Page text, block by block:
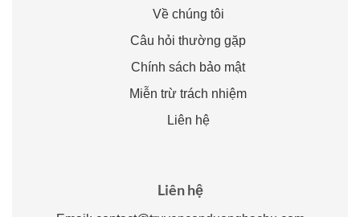
Về chúng tôi
Câu hỏi thường gặp
Chính sách bảo mật
Miễn trừ trách nhiệm
Liên hệ
Liên hệ